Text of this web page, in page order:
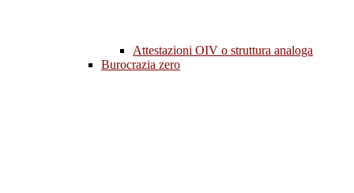
Attestazioni OIV o struttura analoga
Burocrazia zero